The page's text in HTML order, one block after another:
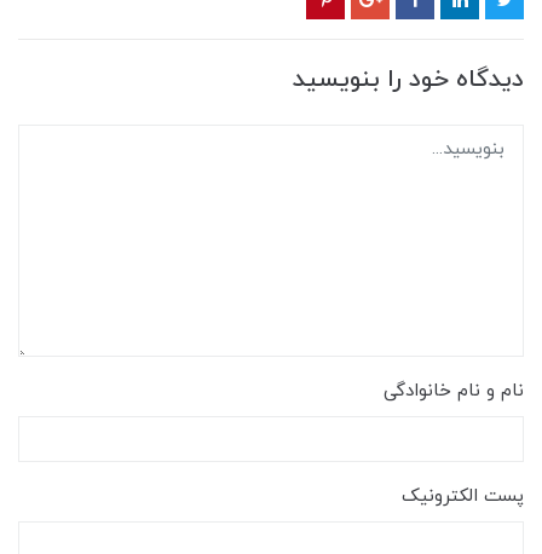
دیدگاه خود را بنویسید
نام و نام خانوادگی
پست الکترونیک